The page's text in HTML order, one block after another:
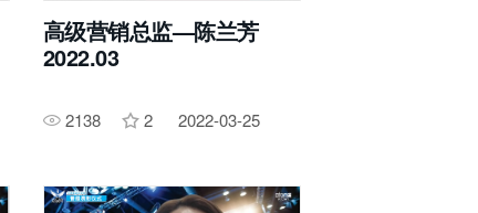
高级营销总监—陈兰芳
2022.03
2138 2 2022-03-25